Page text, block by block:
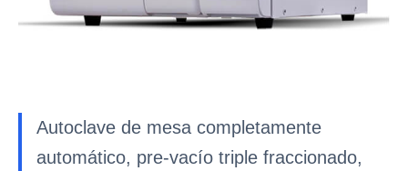
Autoclave de mesa completamente
automático, pre-vacío triple fraccionado,